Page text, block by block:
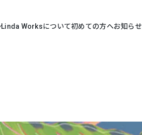
Linda Worksについて初めての方へお知らせ